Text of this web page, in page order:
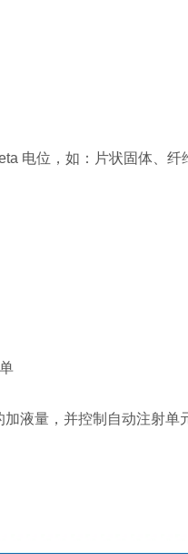
电位，如：片状固体、
液量，并控制自动注射